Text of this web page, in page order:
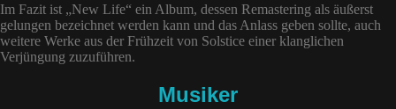
Im Fazit ist „New Life“ ein Album, dessen Remastering als äußerst
gelungen bezeichnet werden kann und das Anlass geben sollte, auch
weitere Werke aus der Frühzeit von Solstice einer klanglichen
Verjüngung zuzuführen.
Musiker